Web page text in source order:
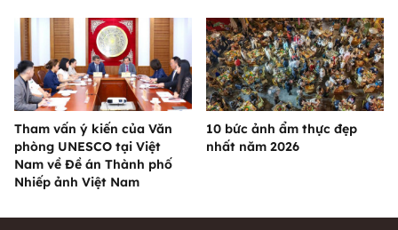
Tham vấn ý kiến của Văn
phòng UNESCO tại Việt
Nam về Đề án Thành phố
Nhiếp ảnh Việt Nam
10 bức ảnh ẩm thực đẹp
nhất năm 2026